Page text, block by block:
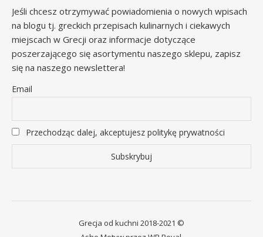
Jeśli chcesz otrzymywać powiadomienia o nowych wpisach
na blogu tj. greckich przepisach kulinarnych i ciekawych
miejscach w Grecji oraz informacje dotyczące
poszerzającego się asortymentu naszego sklepu, zapisz
się na naszego newslettera!
Email
Przechodząc dalej, akceptujesz politykę prywatności
Grecja od kuchni 2018-2021 ©